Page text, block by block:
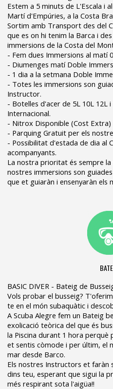
Estem a 5 minuts de L'Escala i
Martí d'Empúries, a la Costa
Sortim amb Transport des del
que es on hi tenim la Barca i
immersions de la Costa del
- Fem dues Immersions al matí
- Diumenges matí Doble
- 1 dia a la setmana Doble
- Totes les immersions son
Instructor.
- Botelles d'acer de 5L 10L 12L
Internacional.
- Nitrox Disponible (Cost Extra)
- Parquing Gratuit per els
- Possibilitat d'estada de dia al
acompanyants.
La nostra prioritat és sempre
nostres immersions son
que et guiaràn i ensenyaràn els
BASIC DIVER - Bateig de
Vols probar el busseig?
te en el món subaquàtic i
A Scuba Alegre fem un Bateig
exolicació teòrica del que és
la Piscina durant 1 hora perquè
et sentis còmode i per últim, el
mar desde Barco.
Els nostres Instructors et faràn
dins teu, esperant que sigui la
més respirant sota l'aigüa!!